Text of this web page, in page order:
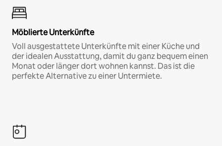
Möblierte Unterkünfte
Voll ausgestattete Unterkünfte mit einer Küche und
der idealen Ausstattung, damit du ganz bequem einen
Monat oder länger dort wohnen kannst. Das ist die
perfekte Alternative zu einer Untermiete.